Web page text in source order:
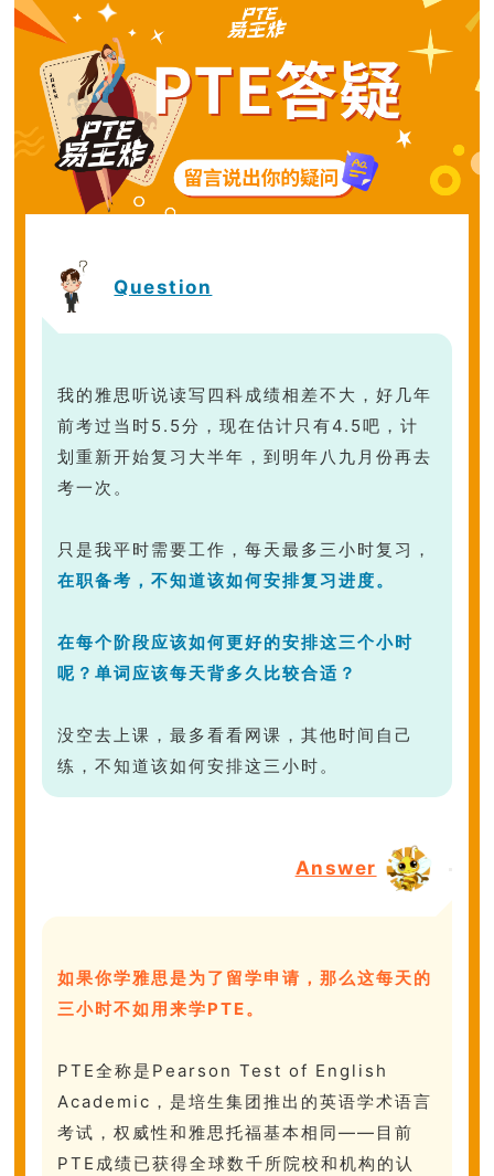
Question
我的雅思听说读写四科成绩相差不大，好几年
前考过当时5.5分，现在估计只有4.5吧，计
划重新开始复习大半年，到明年八九月份再去
考一次。
只是我平时需要工作，每天最多三小时复习，
在职备考，不知道该如何安排复习进度。
在每个阶段应该如何更好的安排这三个小时
呢？单词应该每天背多久比较合适？
没空去上课，最多看看网课，其他时间自己
练，不知道该如何安排这三小时。
Answer
如果你学雅思是为了留学申请，那么这每天的
三小时不如用来学PTE。
PTE全称是Pearson Test of English
Academic，是培生集团推出的英语学术语言
考试，权威性和雅思托福基本相同——目前
PTE成绩已获得全球数千所院校和机构的认